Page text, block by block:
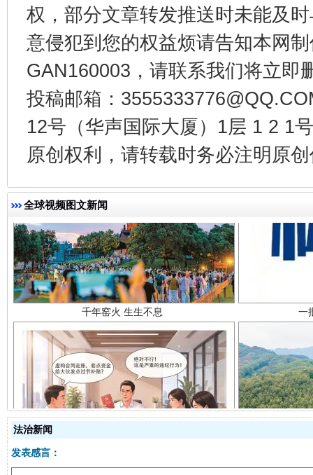
权，部分文章转发推送时未能及
意侵犯到您的权益烦请告知本网
GAN160003，请联系我们将立即
投稿邮箱：
12号（华声国际大厦）1层 1 2 1
原创权利，请转载时务必注明原
全球视频图文新闻
东山县通报“牛蛙产品抗生素超标问题” 法
千年窑火 生生不息
揭开“小金库”的免责幌子
法治新闻
发表感言：